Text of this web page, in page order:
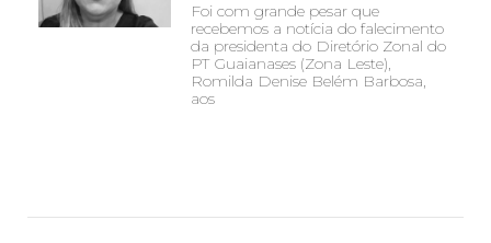
Foi com grande pesar que
recebemos a notícia do falecimento
da presidenta do Diretório Zonal do
PT Guaianases (Zona Leste),
Romilda Denise Belém Barbosa,
aos